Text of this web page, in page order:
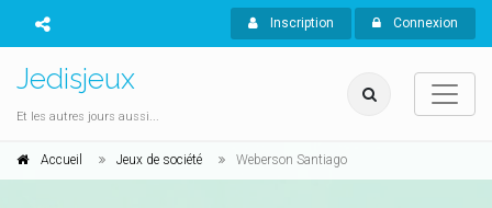
Inscription Connexion
Jedisjeux
Et les autres jours aussi...
Accueil Jeux de société Weberson Santiago